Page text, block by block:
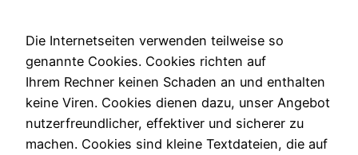
Die Internetseiten verwenden teilweise so
genannte Cookies. Cookies richten auf
Ihrem Rechner keinen Schaden an und enthalten
keine Viren. Cookies dienen dazu, unser Angebot
nutzerfreundlicher, effektiver und sicherer zu
machen. Cookies sind kleine Textdateien, die auf